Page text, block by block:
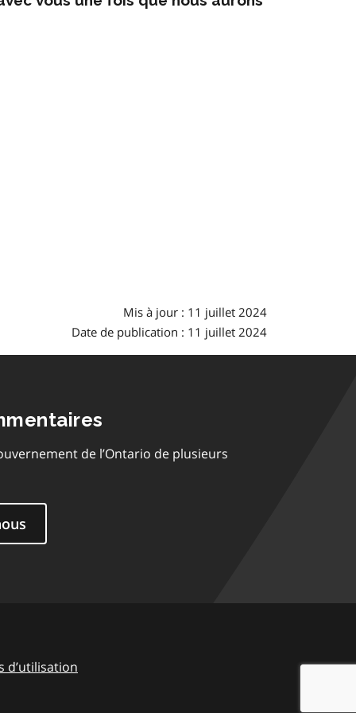
Mis à jour : 11 juillet 2024
Date de publication : 11 juillet 2024
de l’Ontario de plusieurs
d’utilisation